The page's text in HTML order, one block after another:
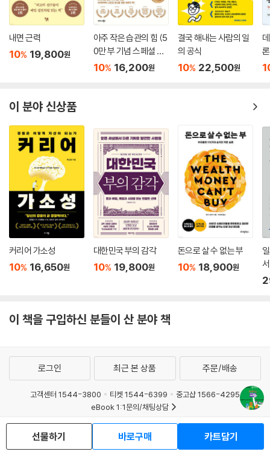
기 등은 단순한 팁에서 그치지 않고 비즈니스 현장에서 영어로 일하는 사
람이 가져야 할 태도까지 아우른다.
저자가 이토록 영어에 집착하는 이유는 바로 ‘나답게 일하고 나답게 말하
기 위해서’다. 구글 코리아 시절부터 다양성 존중을 위한 여러 캠페인을 활
시대정신을 담고 있는지를 확인하기 위해 스탠퍼드대 등에서 제시하는 포
용적 언어 리스트(Inclusive Language)를 점검하고 또 점검한다.(20
장) 언어의 의미와 뉘앙스를 고려하며 정교하게 다듬는 섬세한 태도는 더
이상 영어에서 자유로울 수 없는 우리 시대 직장인들이 앞으로 어떠한 영
어를 추구해야 하는지에 대한 좋은 귀감이 되고 있다. 생각하는 순간 영어
가 저절로 튀어나오도록, 생각대로 정교하게 말하고 쓸 수 있도록, 그리고
영어로도 나답게 일할 수 있도록 우리의 영어는 지치지 않고 계속 가야 한
다는 결심을 절로 하게 된다.
로이스 김은 현재 16년의 구글러의 생활을 마무리하고 실리콘밸리에 거주
하며 1년간의 갭이어를 보내고 있다. 트레이더 조와 스타벅스의 아르바이
트’를 하고 있는 것. 그는 비즈니스 영어 너머 일상의 영어를 향상시키면서
는 앞서 보여주고 있는 셈이다. 이 책의 독자들도 근력처럼 단단한 영어 습
내면 근력
10% 19,800원
아주 작은 습관의 힘 (5
0만 부 기념 스페셜 에
디션)
10% 16,200원
결국 해내는 사람의 일
의 공식
10% 22,500원
이 분야 신상품
커리어 가소성
10% 16,650원
대한민국 부의 감각
10% 19,800원
돈으로 살 수 없는 부
10% 18,900원
이 책을 구입하신 분들이 산 분야 책
선물하기 바로구매 카트담기
로그인 최근 본 상품 주문/배송
고객센터 1544-3800 티켓 1544-6399
중고샵 1566-4295
eBook 1:1문의/채팅상담
예스이십사(주) 사업자 정보
이용약관
개인정보처리방침
청소년보호정책